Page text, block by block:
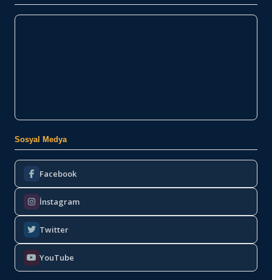
Sosyal Medya
Facebook
İnstagram
Twitter
YouTube